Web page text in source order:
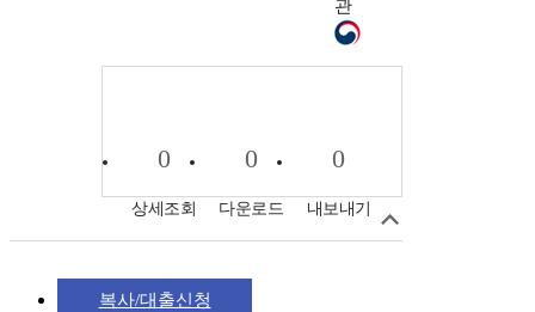
관
0
상세조회
0
다운로드
0
내보내기
복사/대출신청